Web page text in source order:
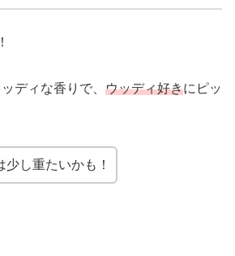
ディな香りで、 ウッディ好きにピッ
少し重たいかも！